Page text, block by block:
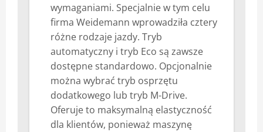
wymaganiami. Specjalnie w tym celu
firma Weidemann wprowadziła cztery
różne rodzaje jazdy. Tryb
automatyczny i tryb Eco są zawsze
dostępne standardowo. Opcjonalnie
można wybrać tryb osprzętu
dodatkowego lub tryb M-Drive.
Oferuje to maksymalną elastyczność
dla klientów, ponieważ maszynę